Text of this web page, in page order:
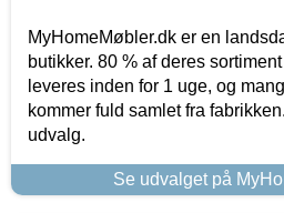
MyHomeMøbler.dk er en
butikker. 80 % af deres
leveres inden for 1 uge, og
kommer fuld samlet fra
udvalg.
Se udvalget på